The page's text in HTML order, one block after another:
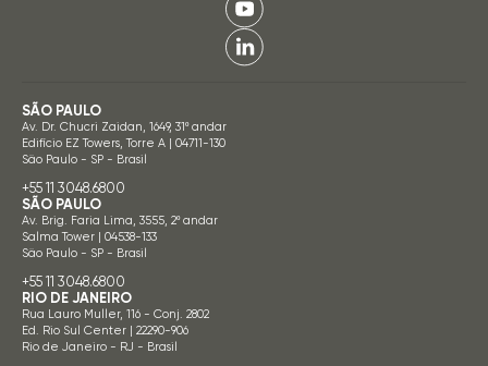
SÃO PAULO
Av. Dr. Chucri Zaidan, 1649, 31º andar
Edifício EZ Towers, Torre A | 04711-130
São Paulo - SP - Brasil
+55 11 3048.6800
SÃO PAULO
Av. Brig. Faria Lima, 3555, 2º andar
Salma Tower | 04538-133
São Paulo - SP - Brasil
+55 11 3048.6800
RIO DE JANEIRO
Rua Lauro Muller, 116 - Conj. 2802
Ed. Rio Sul Center | 22290-906
Rio de Janeiro - RJ - Brasil